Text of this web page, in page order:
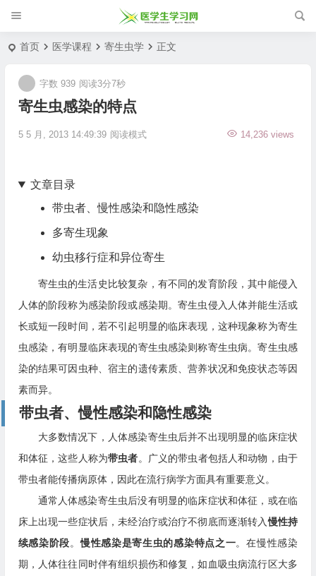
首页 医学课程 寄生虫学 正文
寄生虫感染的特点
5 5 月, 2013 14:49:39 14,236 views
字数 939 阅读3分7秒
阅读模式
文章目录
带虫者、慢性感染和隐性感染
多寄生现象
幼虫移行症和异位寄生
寄生虫的生活史比较复杂，有不同的发育阶段，其中能侵入
人体的阶段称为感染阶段或感染期。寄生虫侵入人体并能生活或
长或短一段时间，若不引起明显的临床表现，这种现象称为寄生
虫感染，有明显临床表现的寄生虫感染则称寄生虫病。寄生虫感
染的结果可因虫种、宿主的遗传素质、营养状况和免疫状态等因
素而异。
带虫者、慢性感染和隐性感染
大多数情况下，人体感染寄生虫后并不出现明显的临床症状
和体征，这些人称为带虫者。广义的带虫者包括人和动物，由于
带虫者能传播病原体，因此在流行病学方面具有重要意义。
通常人体感染寄生虫后没有明显的临床症状和体征，或在临
床上出现一些症状后，未经治疗或治疗不彻底而逐渐转入慢性持
续感染阶段。慢性感染是寄生虫的感染特点之一。在慢性感染
期，人体往往同时伴有组织损伤和修复，如血吸虫病流行区大多